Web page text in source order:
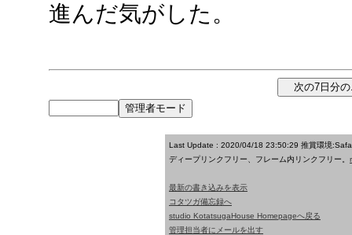
進んだ気がした。
Last Update : 2020/04/18 23:50:29 推賞環境
ディープリンクフリー、フレーム内リンクフリー。
最新の書き込みを表示
コタツガ備忘録へ
studio KotatsugaHouse Homepageへ戻る
管理担当者にメールを出す